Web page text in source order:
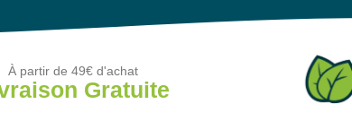
À partir de 49€ d'achat
Gratuite